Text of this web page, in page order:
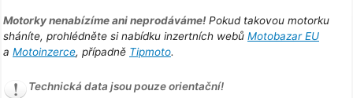
Motorky nenabízíme ani neprodáváme!Pokud takovou motorku
sháníte, prohlédněte si nabídku inzertních webů Motobazar EU
a Motoinzerce, případně Tipmoto.
Technická data jsou pouze orientační!